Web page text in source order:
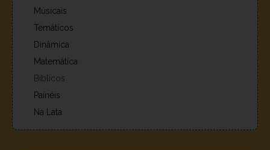
Músicais
Temáticos
Dinâmica
Matemática
Bíblicos
Painéis
Na Lata